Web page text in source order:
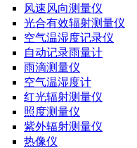
风速风向测量仪
光合有效辐射测量仪
空气温湿度记录仪
自动记录雨量计
雨滴测量仪
空气温湿度计
红光辐射测量仪
照度测量仪
紫外辐射测量仪
热像仪